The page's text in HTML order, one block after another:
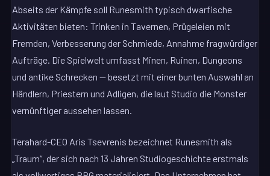
Abseits der Kämpfe soll Runesmith typisch dwarfische
Aktivitäten bieten: Trinken in Tavernen, Prügeleien mit
Fremden, Verbesserung der Schmiede, Annahme fragwürdiger
Aufträge. Die Spielwelt umfasst Minen, Ruinen, Dungeons
und antike Schrecken — besetzt mit einer bunten Auswahl an
Händlern, Priestern und Adligen, die laut Studio die Monster
vernünftiger aussehen lassen.
Terahard-CEO Aris Tsevrenis bezeichnet Runesmith als
„Traum“, der sich nach 13 Jahren Studiogeschichte erstmals